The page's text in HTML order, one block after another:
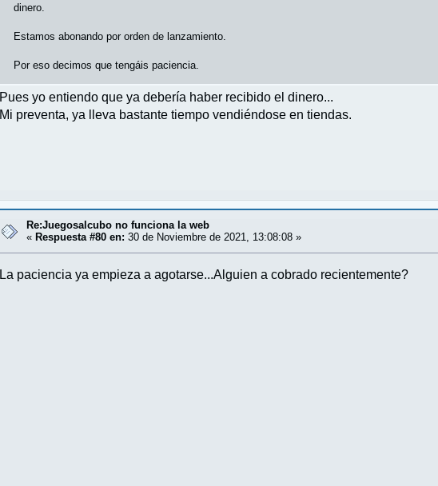
dinero.
Estamos abonando por orden de lanzamiento.
Por eso decimos que tengáis paciencia.
Pues yo entiendo que ya debería haber recibido el dinero...
Mi preventa, ya lleva bastante tiempo vendiéndose en tiendas.
Re:Juegosalcubo no funciona la web
« Respuesta #80 en: 30 de Noviembre de 2021, 13:08:08 »
La paciencia ya empieza a agotarse...Alguien a cobrado recientemente?